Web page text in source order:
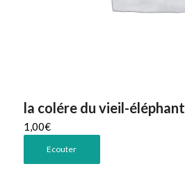
la colére du vieil-éléphant
1,00€
Ecouter